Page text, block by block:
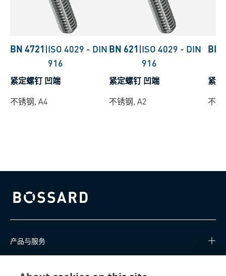
BN 4721 |ISO 4029 - DIN
916
紧定螺钉 凹端
不锈钢, A4
BN 621 |ISO 4029 - DIN
916
紧定螺钉 凹端
不锈钢, A2
BN
紧
不锈
Bossard homepage
产品与服务